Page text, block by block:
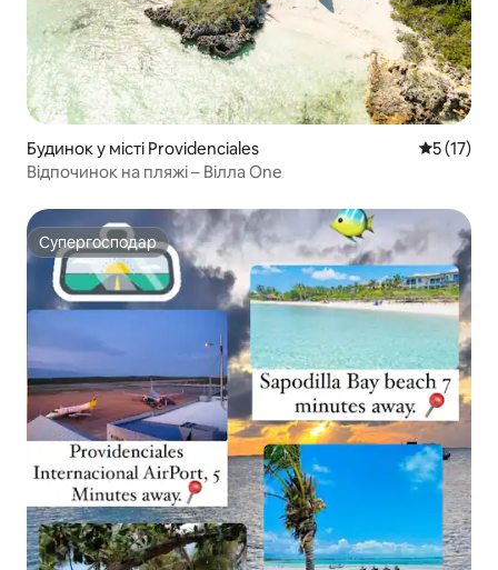
Будинок у місті Providenciales Середня
5 (17)
Відпочинок на пляжі – Вілла One
Супергосподар
Супергосподар